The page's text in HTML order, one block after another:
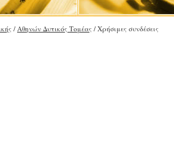
/ Αθηνών Δυτικός Τομέας / Χρήσιμες συνδέσεις